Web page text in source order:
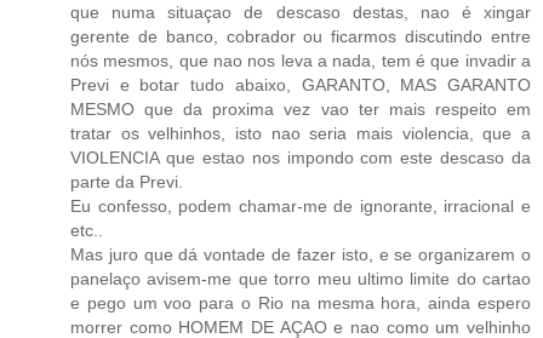
que numa situaçao de descaso destas, nao é xingar
gerente de banco, cobrador ou ficarmos discutindo entre
nós mesmos, que nao nos leva a nada, tem é que invadir a
Previ e botar tudo abaixo, GARANTO, MAS GARANTO
MESMO que da proxima vez vao ter mais respeito em
tratar os velhinhos, isto nao seria mais violencia, que a
VIOLENCIA que estao nos impondo com este descaso da
parte da Previ.
Eu confesso, podem chamar-me de ignorante, irracional e
etc..
Mas juro que dá vontade de fazer isto, e se organizarem o
panelaço avisem-me que torro meu ultimo limite do cartao
e pego um voo para o Rio na mesma hora, ainda espero
morrer como HOMEM DE AÇAO e nao como um velhinho